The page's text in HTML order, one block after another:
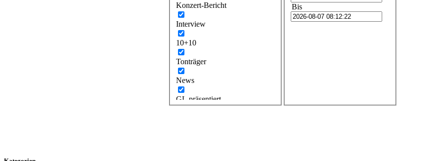
Konzert-Bericht
Interview
10+10
Tonträger
News
GL präsentiert
Bis